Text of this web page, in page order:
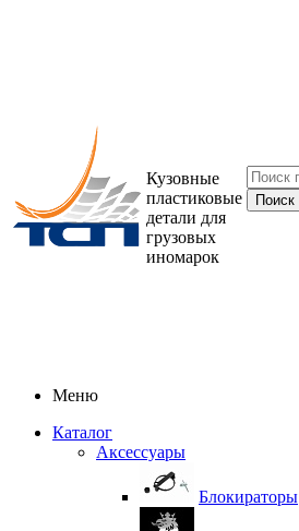
Кузовные
пластиковые
детали для
грузовых
иномарок
Меню
Каталог
Аксессуары
Блокираторы